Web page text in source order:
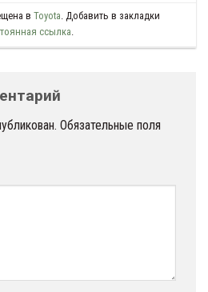
в Toyota. Добавить в закладки
ссылка.
Обязательные поля